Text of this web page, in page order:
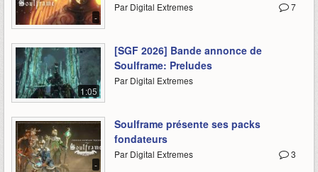
-
7
Par Digital Extremes
1:05
[SGF 2026] Bande annonce de
Soulframe: Preludes
Par Digital Extremes
-
Soulframe présente ses packs
fondateurs
3
Par Digital Extremes